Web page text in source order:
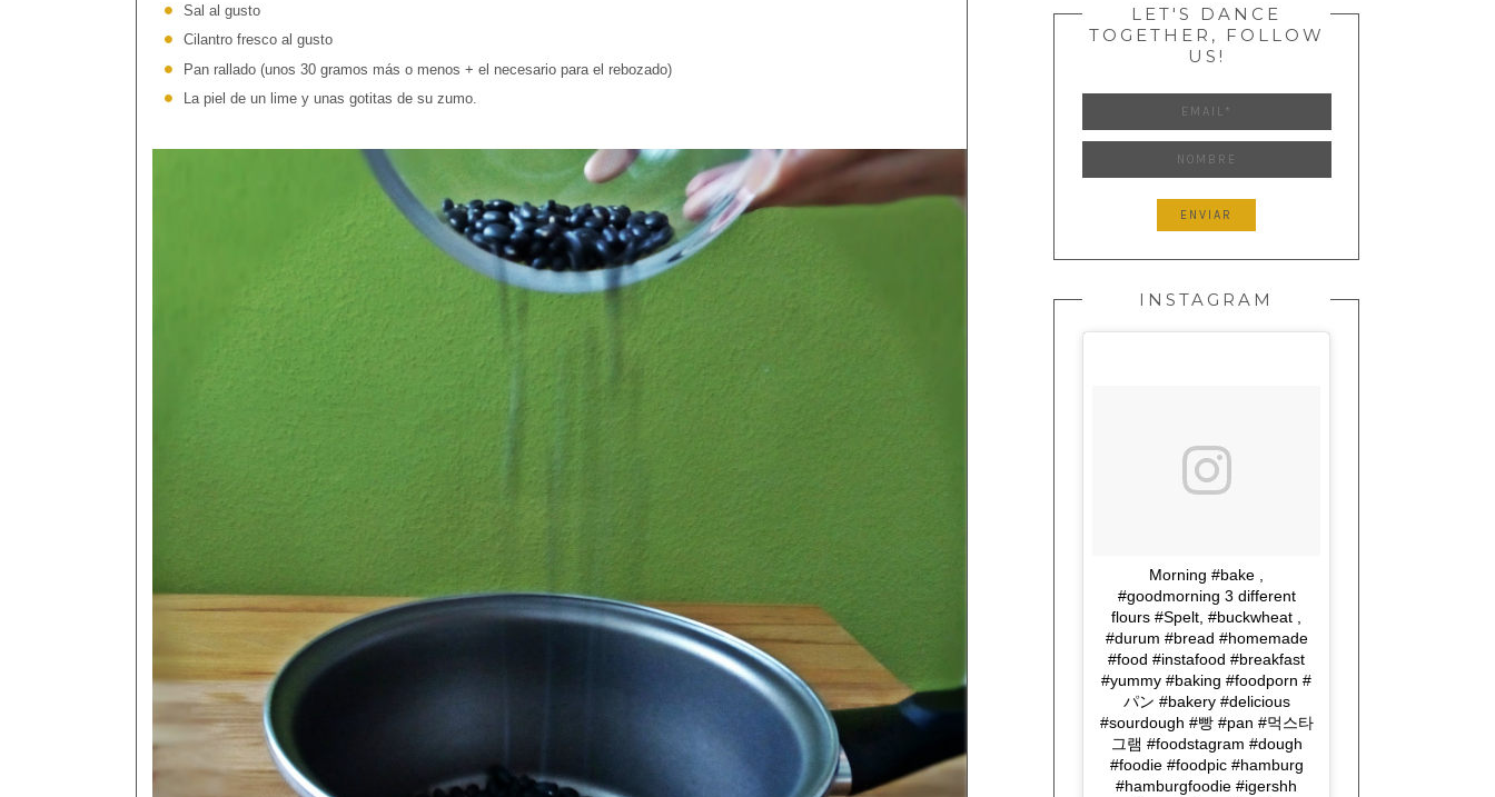
Sal al gusto
Cilantro fresco al gusto
Pan rallado (unos 30 gramos más o menos + el necesario para el rebozado)
La piel de un lime y unas gotitas de su zumo.
LET'S DANCE
TOGETHER, FOLLOW
US!
INSTAGRAM
Morning #bake ,
#goodmorning 3 different
flours #Spelt, #buckwheat ,
#durum #bread #homemade
#food #instafood #breakfast
#yummy #baking #foodporn #
パン #bakery #delicious
#sourdough #빵 #pan #먹스타
그램 #foodstagram #dough
#foodie #foodpic #hamburg
#hamburgfoodie #igershh